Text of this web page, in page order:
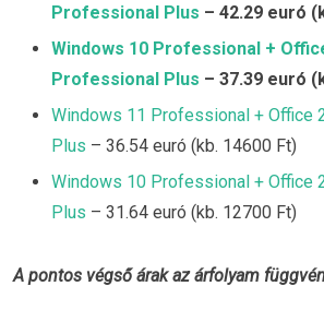
Professional Plus – 42.29 euró
Windows 10 Professional +
Professional Plus – 37.39 euró
Windows 11 Professional + Office
Plus – 36.54 euró (kb. 14600 Ft)
Windows 10 Professional + Office
Plus – 31.64 euró (kb. 12700 Ft)
A pontos végső árak az árfolyam